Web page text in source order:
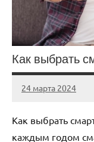
Как выбрать
24 марта 2024
avto_drive72
Нет
Как выбрать
каждым годом